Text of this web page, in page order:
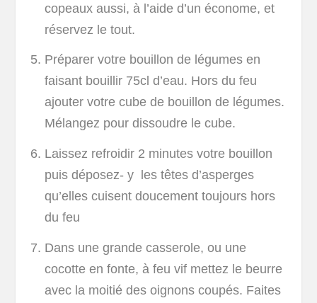
copeaux aussi, à l’aide d’un économe, et
réservez le tout.
Préparer votre bouillon de légumes en
faisant bouillir 75cl d’eau. Hors du feu
ajouter votre cube de bouillon de légumes.
Mélangez pour dissoudre le cube.
Laissez refroidir 2 minutes votre bouillon
puis déposez- y les têtes d’asperges
qu’elles cuisent doucement toujours hors
du feu
Dans une grande casserole, ou une
cocotte en fonte, à feu vif mettez le beurre
avec la moitié des oignons coupés. Faites